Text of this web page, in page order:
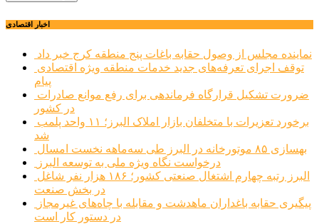
اخبار اقتصادی
نماینده مجلس از وصول حقابه باغات پنج منطقه کرج خبر داد
پیام
در کشور
شد
بهسازی ۸۵ موتورخانه در البرز طی سه‌ماهه نخست امسال
درخواست نگاه ویژه ملی به توسعه البرز
در بخش صنعت
در دستور کار است